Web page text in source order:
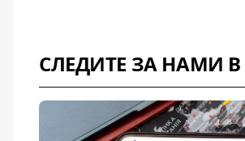
СЛЕДИТЕ ЗА НАМИ В